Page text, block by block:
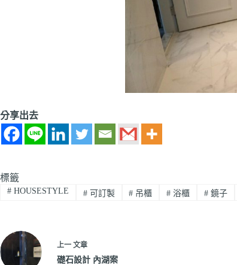
分享出去
標籤
#HOUSESTYLE #可訂製 # 吊櫃 # 浴櫃 # 鏡子
上一 文章
礎石設計 內湖案